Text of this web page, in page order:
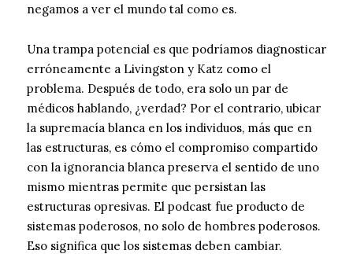
negamos a ver el mundo tal como es.
Una trampa potencial es que podríamos diagnosticar
erróneamente a Livingston y Katz como el
problema. Después de todo, era solo un par de
médicos hablando, ¿verdad? Por el contrario, ubicar
la supremacía blanca en los individuos, más que en
las estructuras, es cómo el compromiso compartido
con la ignorancia blanca preserva el sentido de uno
mismo mientras permite que persistan las
estructuras opresivas. El podcast fue producto de
sistemas poderosos, no solo de hombres poderosos.
Eso significa que los sistemas deben cambiar.